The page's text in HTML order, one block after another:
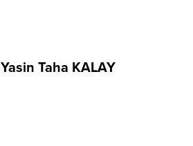
Yasin Taha KALAY